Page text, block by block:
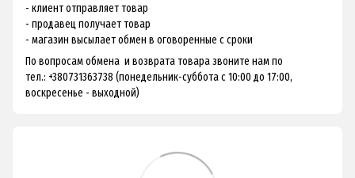
- клиент отправляет товар
- продавец получает товар
- магазин высылает обмен в оговоренные с сроки
По вопросам обмена и возврата товара звоните нам по
тел.: +380731363738 (понедельник-суббота с 10:00 до 17:00,
воскресенье - выходной)